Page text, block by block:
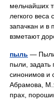
мельчайших
легкого
запачкан и в
взметают
пыль —
пыли, задать
синонимов и
Абрамова, М.:
прах,